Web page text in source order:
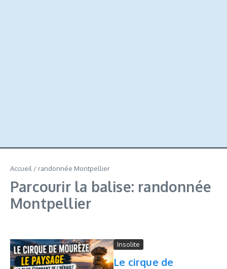
Accueil / randonnée Montpellier
Parcourir la balise: randonnée
Montpellier
Insolite
Le cirque de